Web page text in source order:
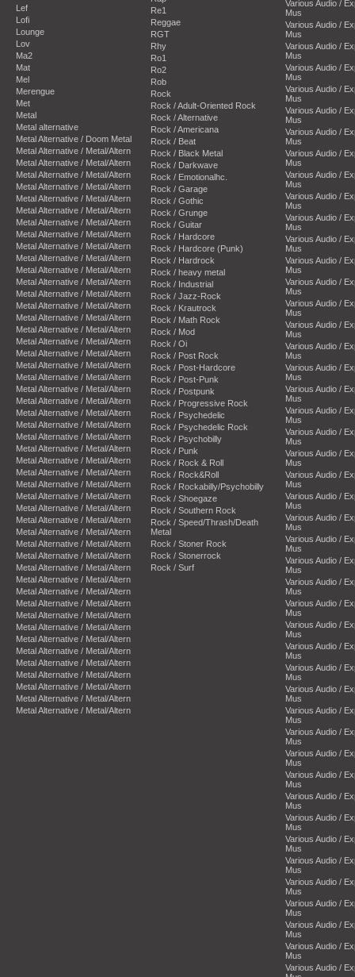
Lef
Lofi
Lounge
Lov
Ma2
Mat
Mel
Merengue
Met
Metal
Metal alternative
Metal Alternative / Doom Metal
Metal Alternative / Metal/Altern
Metal Alternative / Metal/Altern
Metal Alternative / Metal/Altern
Metal Alternative / Metal/Altern
Metal Alternative / Metal/Altern
Metal Alternative / Metal/Altern
Metal Alternative / Metal/Altern
Metal Alternative / Metal/Altern
Metal Alternative / Metal/Altern
Metal Alternative / Metal/Altern
Metal Alternative / Metal/Altern
Metal Alternative / Metal/Altern
Metal Alternative / Metal/Altern
Metal Alternative / Metal/Altern
Metal Alternative / Metal/Altern
Metal Alternative / Metal/Altern
Metal Alternative / Metal/Altern
Metal Alternative / Metal/Altern
Metal Alternative / Metal/Altern
Metal Alternative / Metal/Altern
Metal Alternative / Metal/Altern
Metal Alternative / Metal/Altern
Metal Alternative / Metal/Altern
Metal Alternative / Metal/Altern
Metal Alternative / Metal/Altern
Metal Alternative / Metal/Altern
Metal Alternative / Metal/Altern
Metal Alternative / Metal/Altern
Metal Alternative / Metal/Altern
Metal Alternative / Metal/Altern
Metal Alternative / Metal/Altern
Metal Alternative / Metal/Altern
Metal Alternative / Metal/Altern
Metal Alternative / Metal/Altern
Metal Alternative / Metal/Altern
Metal Alternative / Metal/Altern
Metal Alternative / Metal/Altern
Metal Alternative / Metal/Altern
Metal Alternative / Metal/Altern
Metal Alternative / Metal/Altern
Metal Alternative / Metal/Altern
Metal Alternative / Metal/Altern
Metal Alternative / Metal/Altern
Metal Alternative / Metal/Altern
Metal Alternative / Metal/Altern
Metal Alternative / Metal/Altern
Metal Alternative / Metal/Altern
Metal Alternative / Metal/Altern
Re1
Reggae
RGT
Rhy
Ro1
Ro2
Rob
Rock
Rock / Adult-Oriented Rock
Rock / Alternative
Rock / Americana
Rock / Beat
Rock / Black Metal
Rock / Darkwave
Rock / Emotionalhc.
Rock / Garage
Rock / Gothic
Rock / Grunge
Rock / Guitar
Rock / Hardcore
Rock / Hardcore (Punk)
Rock / Hardrock
Rock / heavy metal
Rock / Industrial
Rock / Jazz-Rock
Rock / Krautrock
Rock / Math Rock
Rock / Mod
Rock / Oi
Rock / Post Rock
Rock / Post-Hardcore
Rock / Post-Punk
Rock / Postpunk
Rock / Progressive Rock
Rock / Psychedelic
Rock / Psychedelic Rock
Rock / Psychobilly
Rock / Punk
Rock / Rock & Roll
Rock / Rock&Roll
Rock / Rockabilly/Psychobilly
Rock / Shoegaze
Rock / Southern Rock
Rock / Speed/Thrash/Death
Metal
Rock / Stoner Rock
Rock / Stonerrock
Rock / Surf
Various Audio /
Mus
Various Audio /
Mus
Various Audio /
Mus
Various Audio /
Mus
Various Audio /
Mus
Various Audio /
Mus
Various Audio /
Mus
Various Audio /
Mus
Various Audio /
Mus
Various Audio /
Mus
Various Audio /
Mus
Various Audio /
Mus
Various Audio /
Mus
Various Audio /
Mus
Various Audio /
Mus
Various Audio /
Mus
Various Audio /
Mus
Various Audio /
Mus
Various Audio /
Mus
Various Audio /
Mus
Various Audio /
Mus
Various Audio /
Mus
Various Audio /
Mus
Various Audio /
Mus
Various Audio /
Mus
Various Audio /
Mus
Various Audio /
Mus
Various Audio /
Mus
Various Audio /
Mus
Various Audio /
Mus
Various Audio /
Mus
Various Audio /
Mus
Various Audio /
Mus
Various Audio /
Mus
Various Audio /
Mus
Various Audio /
Mus
Various Audio /
Mus
Various Audio /
Mus
Various Audio /
Mus
Various Audio /
Mus
Various Audio /
Mus
Various Audio /
Mus
Various Audio /
Mus
Various Audio /
Mus
Various Audio /
Mus
Various Audio /